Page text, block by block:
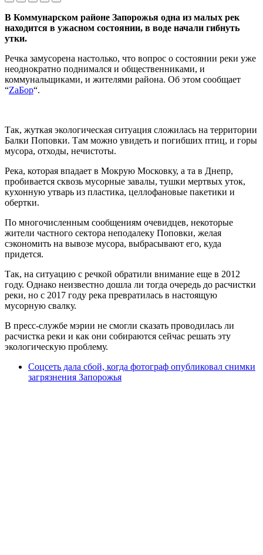
В Коммунарском районе Запорожья одна из малых рек
находится в ужасном состоянии, в воде начали гибнуть
утки.
Речка замусорена настолько, что вопрос о состоянии реки уже
неоднократно поднимался и общественниками, и
коммунальщиками, и жителями района. Об этом сообщает
“ZаБор“.
Так, жуткая экологическая ситуация сложилась на территории
Балки Поповки. Там можно увидеть и погибших птиц, и горы
мусора, отходы, нечистоты.
Река, которая впадает в Мокрую Московку, а та в Днепр,
пробивается сквозь мусорные завалы, тушки мертвых уток,
кухонную утварь из пластика, целлофановые пакетики и
обертки.
По многочисленным сообщениям очевидцев, некоторые
жители частного сектора неподалеку Поповки, желая
сэкономить на вывозе мусора, выбрасывают его, куда
придется.
Так, на ситуацию с речкой обратили внимание еще в 2012
году. Однако неизвестно дошла ли тогда очередь до расчистки
реки, но с 2017 году река превратилась в настоящую
мусорную свалку.
В пресс-службе мэрии не смогли сказать проводилась ли
расчистка реки и как они собираются сейчас решать эту
экологическую проблему.
Соцсеть дала сбой, когда фотограф опубликовал снимки
загрязнения Запорожья